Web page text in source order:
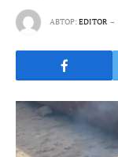
АВТОР:EDITOR